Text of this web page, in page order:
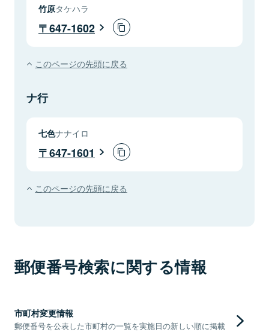
竹原タケハラ
647-1602
このページの先頭に戻る
ナ行
七色ナナイロ
647-1601
このページの先頭に戻る
郵便番号検索に関する情報
市町村変更情報
郵便番号を公表した市町村の一覧を実施日の新しい順に掲載